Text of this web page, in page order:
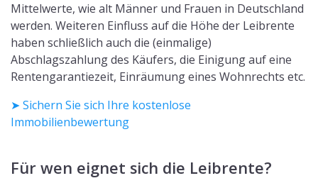
Mittelwerte, wie alt Männer und Frauen in Deutschland
werden. Weiteren Einfluss auf die Höhe der Leibrente
haben schließlich auch die (einmalige)
Abschlagszahlung des Käufers, die Einigung auf eine
Rentengarantiezeit, Einräumung eines Wohnrechts etc.
➤ Sichern Sie sich Ihre kostenlose
Immobilienbewertung
Für wen eignet sich die Leibrente?